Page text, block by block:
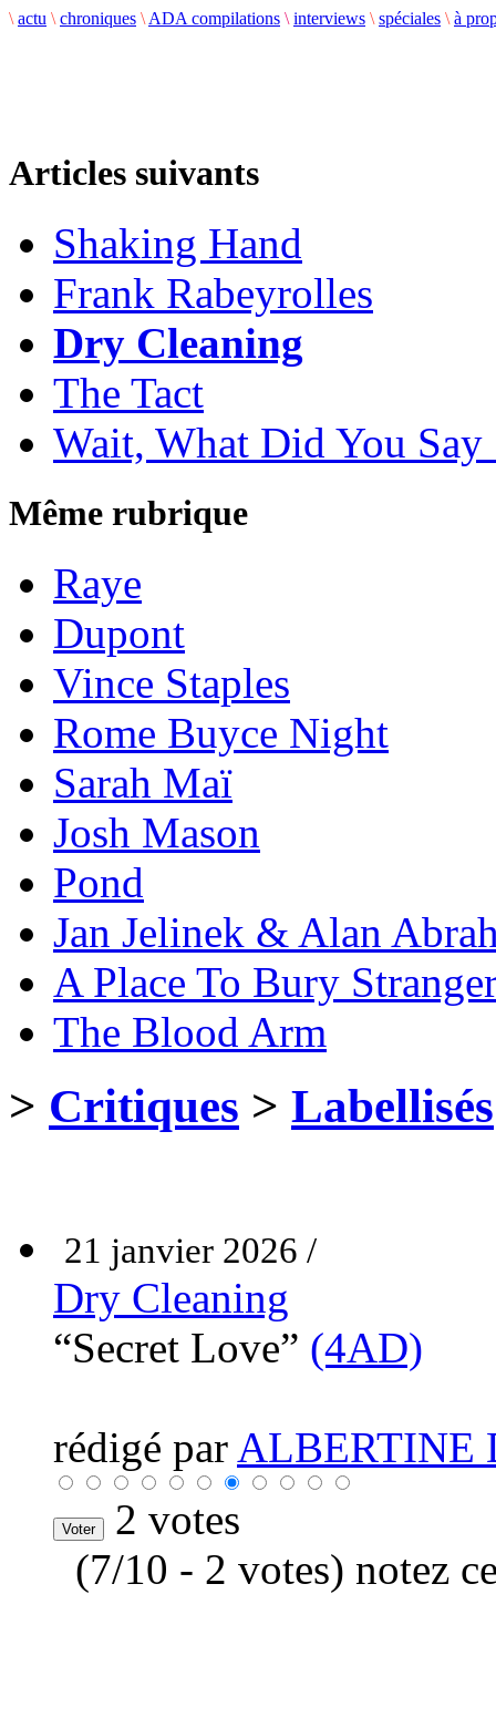
\ actu \ chroniques \ ADA compilations \ interviews \ spéciales \ à
Articles suivants
Shaking Hand
Frank Rabeyrolles
Dry Cleaning
The Tact
Wait, What Did You Say
Même rubrique
Raye
Dupont
Vince Staples
Rome Buyce Night
Sarah Maï
Josh Mason
Pond
Jan Jelinek & Alan
A Place To Bury
The Blood Arm
> Critiques > Labellisés
21 janvier 2026 /
Dry Cleaning
“Secret Love” (4AD)
rédigé par ALBERTINE
2 votes
(7/10 - 2 votes) notez